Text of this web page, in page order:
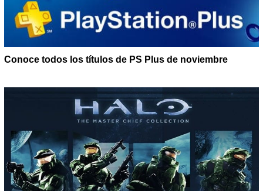
Conoce todos los títulos de PS Plus de noviembre